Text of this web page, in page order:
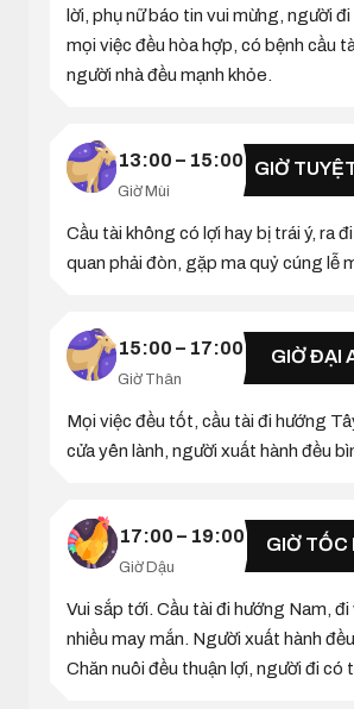
lời, phụ nữ báo tin vui mừng, người đi
mọi việc đều hòa hợp, có bệnh cầu
người nhà đều mạnh khỏe.
13:00 – 15:00
Giờ Mùi
GIỜ
Cầu tài không có lợi hay bị trái ý, ra
quan phải đòn, gặp ma quỷ cúng lễ
15:00 – 17:00
Giờ Thân
GIỜ ĐẠI
Mọi việc đều tốt, cầu tài đi hướng
cửa yên lành, người xuất hành đều
17:00 – 19:00
Giờ Dậu
GIỜ TỐC
Vui sắp tới. Cầu tài đi hướng Nam, đi
nhiều may mắn. Người xuất hành
Chăn nuôi đều thuận lợi, người đi có